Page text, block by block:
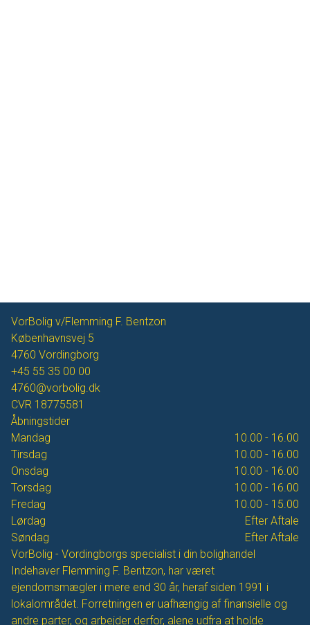
VorBolig v/Flemming F. Bentzon
Københavnsvej 5
4760 Vordingborg
+45 55 35 00 00
4760@vorbolig.dk
CVR 18775581
Åbningstider
Mandag
10.00 - 16.00
Tirsdag
10.00 - 16.00
Onsdag
10.00 - 16.00
Torsdag
10.00 - 16.00
Fredag
10.00 - 15.00
Lørdag
Efter Aftale
Søndag
Efter Aftale
VorBolig - Vordingborgs specialist i din bolighandel
Indehaver Flemming F. Bentzon, har været
ejendomsmægler i mere end 30 år, heraf siden 1991 i
lokalområdet. Forretningen er uafhængig af finansielle og
andre parter, og arbejder derfor, alene udfra at holde